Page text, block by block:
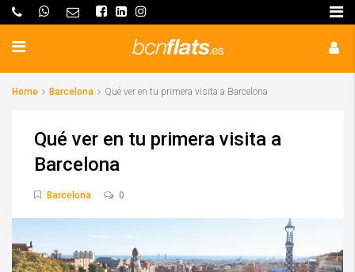
Home Barcelona Qué ver en tu primera visita a Barcelona
Qué ver en tu primera visita a
Barcelona
Barcelona 0